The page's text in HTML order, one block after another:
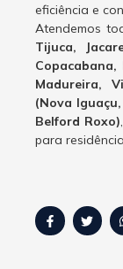
eficiência e
Atendemos
Tijuca,
Madureira,
(Nova
Belford Roxo)
para